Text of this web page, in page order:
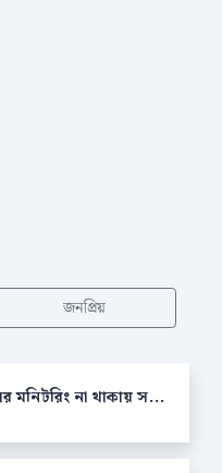
জনপ্রিয়
মনিটরিং না থাকায় স...